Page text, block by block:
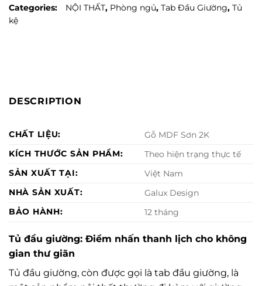
Categories: NỘI THẤT, Phòng ngủ, Tab Đầu Giường, Tủ
kệ
DESCRIPTION
CHẤT LIỆU:
Gỗ MDF Sơn 2K
KÍCH THƯỚC SẢN PHẨM:
Theo hiện trạng thực tế
SẢN XUẤT TẠI:
Việt Nam
NHÀ SẢN XUẤT:
Galux Design
BẢO HÀNH:
12 tháng
Tủ đầu giường: Điểm nhấn thanh lịch cho không
gian thư giãn
Tủ đầu giường, còn được gọi là tab đầu giường, là